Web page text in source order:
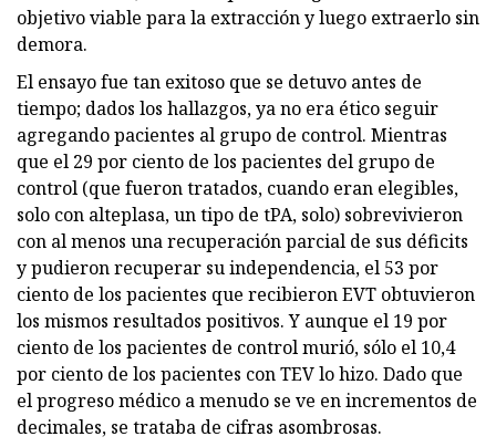
objetivo viable para la extracción y luego extraerlo sin
demora.
El ensayo fue tan exitoso que se detuvo antes de
tiempo; dados los hallazgos, ya no era ético seguir
agregando pacientes al grupo de control. Mientras
que el 29 por ciento de los pacientes del grupo de
control (que fueron tratados, cuando eran elegibles,
solo con alteplasa, un tipo de tPA, solo) sobrevivieron
con al menos una recuperación parcial de sus déficits
y pudieron recuperar su independencia, el 53 por
ciento de los pacientes que recibieron EVT obtuvieron
los mismos resultados positivos. Y aunque el 19 por
ciento de los pacientes de control murió, sólo el 10,4
por ciento de los pacientes con TEV lo hizo. Dado que
el progreso médico a menudo se ve en incrementos de
decimales, se trataba de cifras asombrosas.